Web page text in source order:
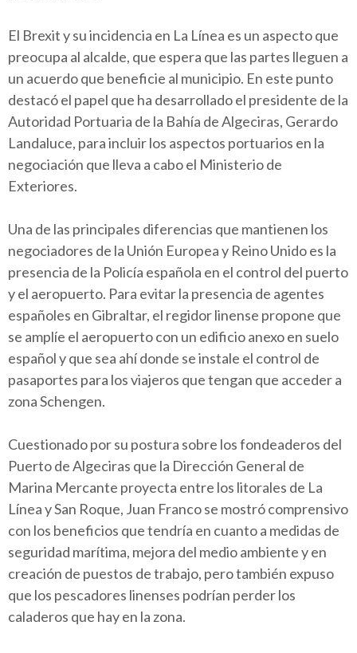
El Brexit y su incidencia en La Línea es un aspecto que
preocupa al alcalde, que espera que las partes lleguen a
un acuerdo que beneficie al municipio. En este punto
destacó el papel que ha desarrollado el presidente de la
Autoridad Portuaria de la Bahía de Algeciras, Gerardo
Landaluce, para incluir los aspectos portuarios en la
negociación que lleva a cabo el Ministerio de
Exteriores.
Una de las principales diferencias que mantienen los
negociadores de la Unión Europea y Reino Unido es la
presencia de la Policía española en el control del puerto
y el aeropuerto. Para evitar la presencia de agentes
españoles en Gibraltar, el regidor linense propone que
se amplíe el aeropuerto con un edificio anexo en suelo
español y que sea ahí donde se instale el control de
pasaportes para los viajeros que tengan que acceder a
zona Schengen.
Cuestionado por su postura sobre los fondeaderos del
Puerto de Algeciras que la Dirección General de
Marina Mercante proyecta entre los litorales de La
Línea y San Roque, Juan Franco se mostró comprensivo
con los beneficios que tendría en cuanto a medidas de
seguridad marítima, mejora del medio ambiente y en
creación de puestos de trabajo, pero también expuso
que los pescadores linenses podrían perder los
caladeros que hay en la zona.